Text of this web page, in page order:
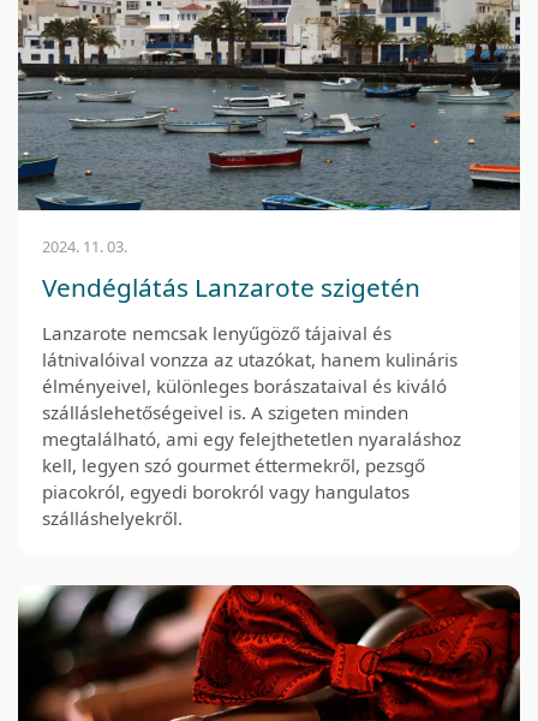
2024. 11. 03.
Vendéglátás Lanzarote szigetén
Lanzarote nemcsak lenyűgöző tájaival és
látnivalóival vonzza az utazókat, hanem kulináris
élményeivel, különleges borászataival és kiváló
szálláslehetőségeivel is. A szigeten minden
megtalálható, ami egy felejthetetlen nyaraláshoz
kell, legyen szó gourmet éttermekről, pezsgő
piacokról, egyedi borokról vagy hangulatos
szálláshelyekről.